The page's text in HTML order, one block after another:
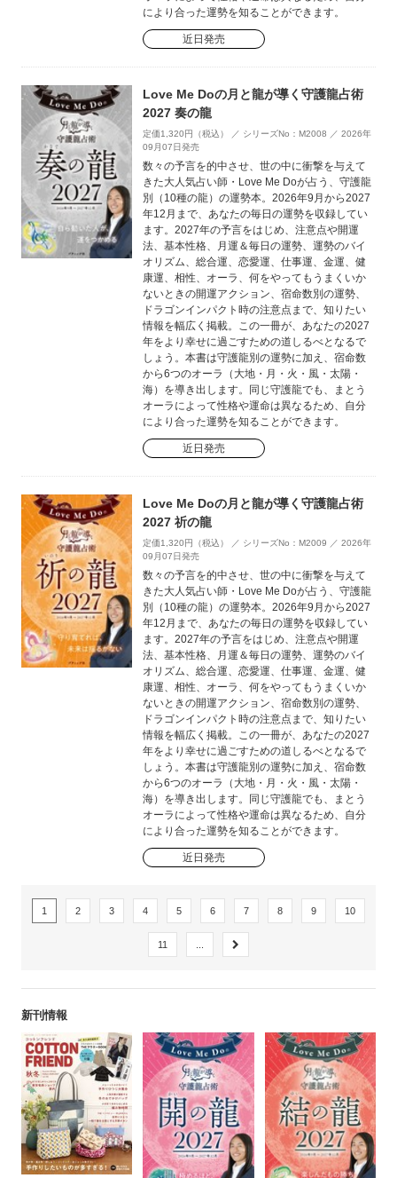
により合った運勢を知ることができます。
近日発売
Love Me Doの月と龍が導く守護龍占術
2027 奏の龍
定価1,320円（税込） ／ シリーズNo：M2008 ／ 2026年
09月07日発売
数々の予言を的中させ、世の中に衝撃を与えて
きた大人気占い師・Love Me Doが占う、守護龍
別（10種の龍）の運勢本。2026年9月から2027
年12月まで、あなたの毎日の運勢を収録してい
ます。2027年の予言をはじめ、注意点や開運
法、基本性格、月運＆毎日の運勢、運勢のバイ
オリズム、総合運、恋愛運、仕事運、金運、健
康運、相性、オーラ、何をやってもうまくいか
ないときの開運アクション、宿命数別の運勢、
ドラゴンインパクト時の注意点まで、知りたい
情報を幅広く掲載。この一冊が、あなたの2027
年をより幸せに過ごすための道しるべとなるで
しょう。本書は守護龍別の運勢に加え、宿命数
から6つのオーラ（大地・月・火・風・太陽・
海）を導き出します。同じ守護龍でも、まとう
オーラによって性格や運命は異なるため、自分
により合った運勢を知ることができます。
近日発売
Love Me Doの月と龍が導く守護龍占術
2027 祈の龍
定価1,320円（税込） ／ シリーズNo：M2009 ／ 2026年
09月07日発売
数々の予言を的中させ、世の中に衝撃を与えて
きた大人気占い師・Love Me Doが占う、守護龍
別（10種の龍）の運勢本。2026年9月から2027
年12月まで、あなたの毎日の運勢を収録してい
ます。2027年の予言をはじめ、注意点や開運
法、基本性格、月運＆毎日の運勢、運勢のバイ
オリズム、総合運、恋愛運、仕事運、金運、健
康運、相性、オーラ、何をやってもうまくいか
ないときの開運アクション、宿命数別の運勢、
ドラゴンインパクト時の注意点まで、知りたい
情報を幅広く掲載。この一冊が、あなたの2027
年をより幸せに過ごすための道しるべとなるで
しょう。本書は守護龍別の運勢に加え、宿命数
から6つのオーラ（大地・月・火・風・太陽・
海）を導き出します。同じ守護龍でも、まとう
オーラによって性格や運命は異なるため、自分
により合った運勢を知ることができます。
近日発売
1 2 3 4 5 6 7 8 9 10
11
新刊情報